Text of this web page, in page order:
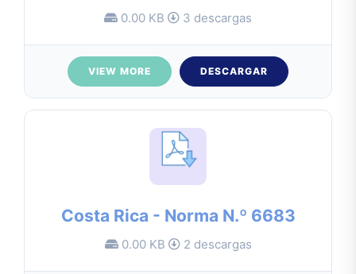
0.00 KB 3 descargas
VIEW MORE DESCARGAR
Costa Rica - Norma N.º 6683
0.00 KB 2 descargas